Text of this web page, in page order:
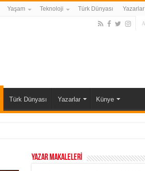
Yaşam Teknoloji Türk Dünyası Yazarlar
Türk Dünyası Yazarlar Künye
YAZAR MAKALELERİ